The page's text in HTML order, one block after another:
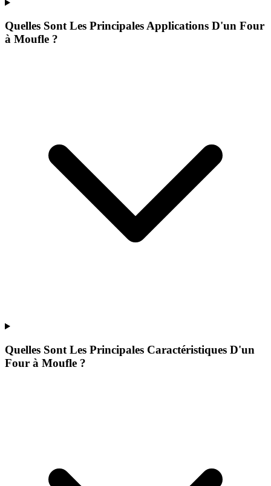
Quelles Sont Les Principales Applications D'un Four
à Moufle ?
Quelles Sont Les Principales Caractéristiques D'un
Four à Moufle ?